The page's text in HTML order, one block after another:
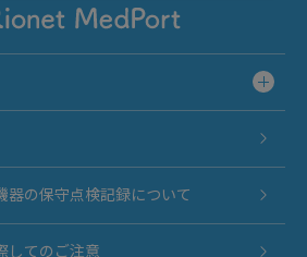
器の保守点検記録について
してのご注意